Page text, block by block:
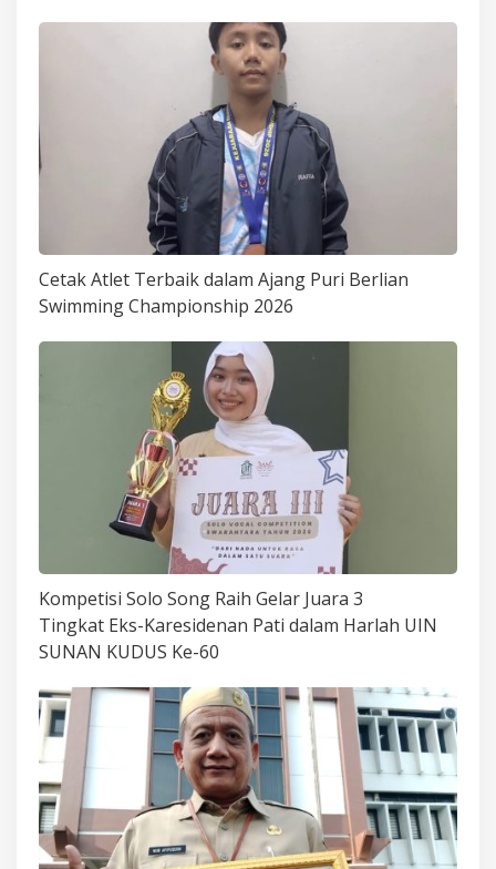
Cetak Atlet Terbaik dalam Ajang Puri Berlian
Swimming Championship 2026
Kompetisi Solo Song Raih Gelar Juara 3
Tingkat Eks-Karesidenan Pati dalam Harlah UIN
SUNAN KUDUS Ke-60